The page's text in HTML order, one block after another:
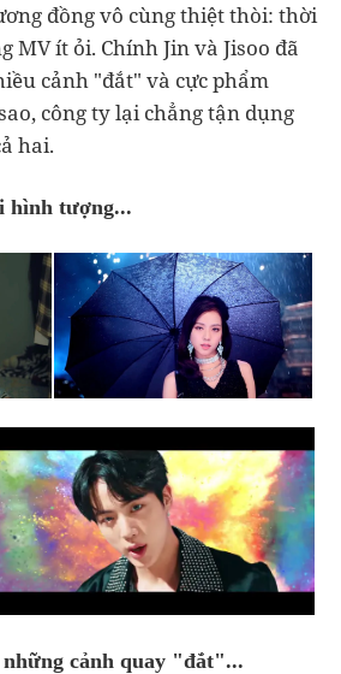
đồng vô cùng thiệt thòi: thời
MV ít ỏi. Chính Jin và Jisoo đã
cảnh "đắt" và cực phẩm
công ty lại chẳng tận dụng
hai.
hình tượng...
cảnh quay "đắt"...